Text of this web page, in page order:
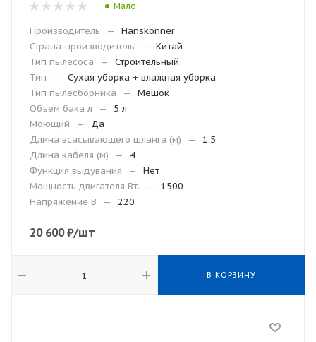
Мало
Производитель —
Hanskonner
Страна-производитель
—
Китай
Тип пылесоса
—
Строительный
Тип
—
Сухая уборка + влажная уборка
Тип пылесборника
—
Мешок
Объем бака л
—
5 л
Моющий
—
Да
Длина всасывающего шланга (м)
—
1.5
Длина кабеля (м)
—
4
Функция выдувания
—
Нет
Мощность двигателя Вт.
—
1500
Напряжение В
— 220
20 600₽/шт
В КОРЗИНУ